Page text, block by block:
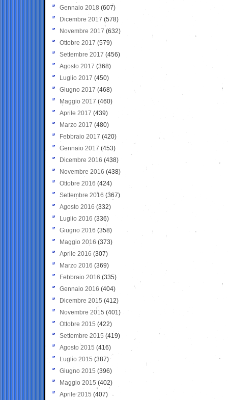
Gennaio 2018 (607)
Dicembre 2017 (578)
Novembre 2017 (632)
Ottobre 2017 (579)
Settembre 2017 (456)
Agosto 2017 (368)
Luglio 2017 (450)
Giugno 2017 (468)
Maggio 2017 (460)
Aprile 2017 (439)
Marzo 2017 (480)
Febbraio 2017 (420)
Gennaio 2017 (453)
Dicembre 2016 (438)
Novembre 2016 (438)
Ottobre 2016 (424)
Settembre 2016 (367)
Agosto 2016 (332)
Luglio 2016 (336)
Giugno 2016 (358)
Maggio 2016 (373)
Aprile 2016 (307)
Marzo 2016 (369)
Febbraio 2016 (335)
Gennaio 2016 (404)
Dicembre 2015 (412)
Novembre 2015 (401)
Ottobre 2015 (422)
Settembre 2015 (419)
Agosto 2015 (416)
Luglio 2015 (387)
Giugno 2015 (396)
Maggio 2015 (402)
Aprile 2015 (407)